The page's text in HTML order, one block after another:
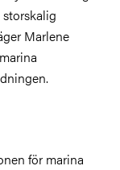
Marlene
för marina